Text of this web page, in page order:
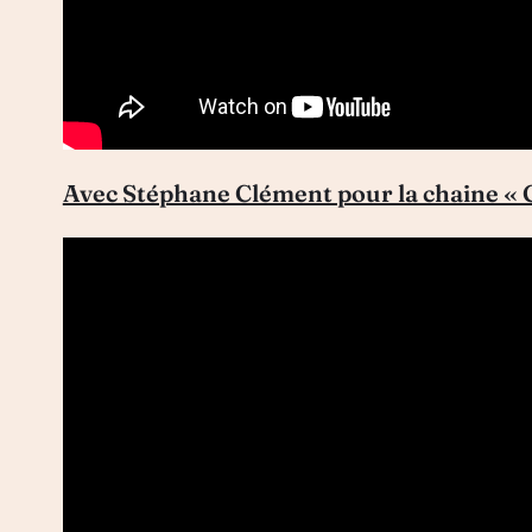
Avec Stéphane Clément pour la chaine «